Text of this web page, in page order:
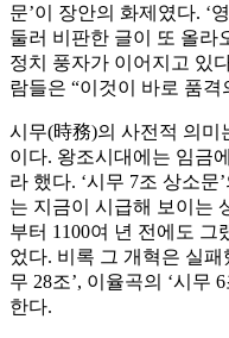
문’이 장안의 화제였다. ‘
둘러 비판한 글이 또 올라
정치 풍자가 이어지고 있
람들은 “이것이 바로 품
시무(時務)의 사전적 의미
이다. 왕조시대에는 임금
라 했다. ‘시무 7조 상소문
는 지금이 시급해 보이는
부터 1100여 년 전에도 그
었다. 비록 그 개혁은 실패
무 28조’, 이율곡의 ‘시무
한다.